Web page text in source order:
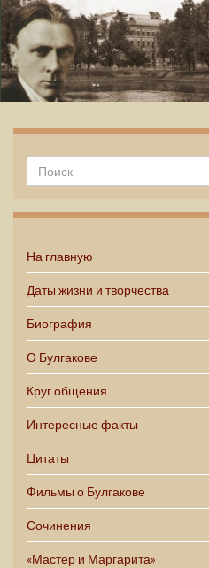
На главную
Даты жизни и творчества
Биография
О Булгакове
Круг общения
Интересные факты
Цитаты
Фильмы о Булгакове
Сочинения
«Мастер и Маргарита»